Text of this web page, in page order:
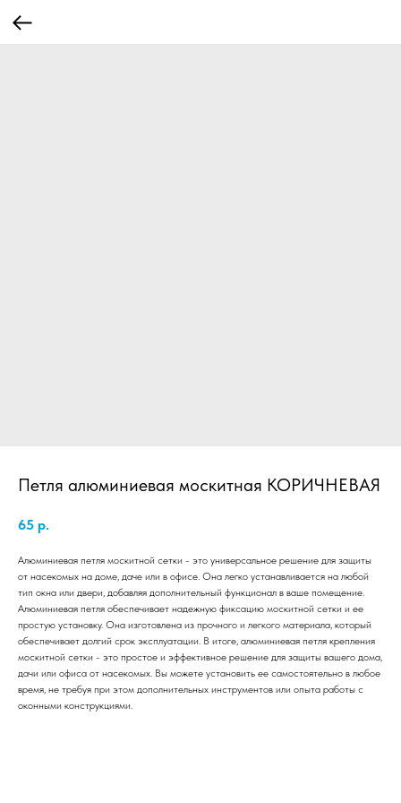
Петля алюминиевая москитная КОРИЧНЕВАЯ
65 р.
Алюминиевая петля москитной сетки - это универсальное решение для защиты
от насекомых на доме, даче или в офисе. Она легко устанавливается на любой
тип окна или двери, добавляя дополнительный функционал в ваше помещение.
Алюминиевая петля обеспечивает надежную фиксацию москитной сетки и ее
простую установку. Она изготовлена из прочного и легкого материала, который
обеспечивает долгий срок эксплуатации. В итоге, алюминиевая петля крепления
москитной сетки - это простое и эффективное решение для защиты вашего дома,
дачи или офиса от насекомых. Вы можете установить ее самостоятельно в любое
время, не требуя при этом дополнительных инструментов или опыта работы с
оконными конструкциями.